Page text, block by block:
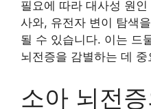
필요에 따라 대사성 원
사와, 유전자 변이 탐색
될 수 있습니다. 이는 드
뇌전증을 감별하는 데 중
소아 뇌전